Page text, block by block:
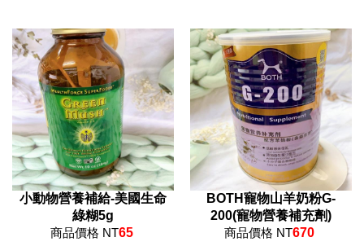
小動物營養補給-美國生命
綠糊5g
商品價格 NT65
BOTH寵物山羊奶粉G-
200(寵物營養補充劑)
商品價格 NT670